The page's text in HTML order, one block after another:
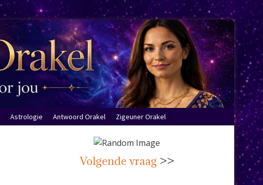
Astrologie Antwoord Orakel Zigeuner Orakel
Volgende vraag >>